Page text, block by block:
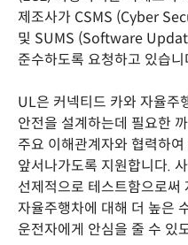
제조사가 CSMS (Cyber
및 SUMS (Software
준수하도록 요청하고 있습니
UL은 커넥티드 카와 자율주
안전을 설계하는데 필요한
주요 이해관계자와 협력하
앞서나가도록 지원합니다.
선제적으로 테스트함으로
자율주행차에 대해 더 높은
운전자에게 안심을 줄 수 있